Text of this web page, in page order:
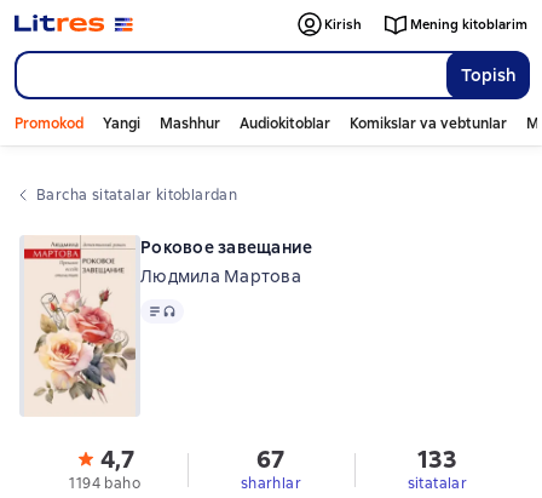
Topish
Kirish Mening kitoblarim
Promokod Yangi Mashhur Audiokitoblar Komikslar va vebtunlar
Barcha sitatalar kitoblardan
Роковое завещание
Людмила Мартова
Matn
4,7
1194 baho
67
sharhlar
133
sitatalar